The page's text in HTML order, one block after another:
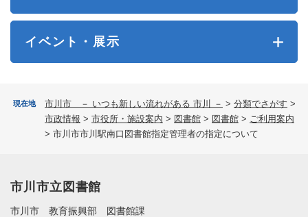
現在地 市川市 － いつも新しい流れがある 市川 － > 分類でさがす >
市政情報 > 市役所・施設案内 > 図書館 > 図書館 > ご利用案内
> 市川市市川駅南口図書館指定管理者の指定について
イベント・展示
市川市立図書館
市川市 教育振興部 図書館課